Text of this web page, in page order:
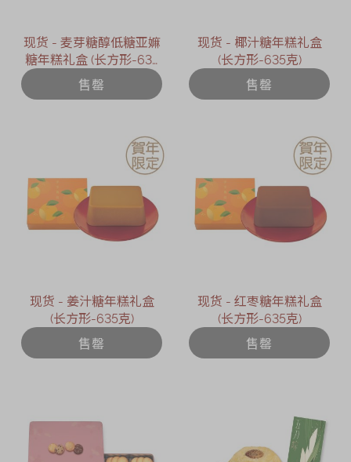
现货 - 麦芽糖醇低糖亚嫲
糖年糕礼盒 (长方形-635
克)
售罄
现货 - 椰汁糖年糕礼盒
(长方形-635克)
售罄
现货 - 姜汁糖年糕礼盒
(长方形-635克)
售罄
现货 - 红枣糖年糕礼盒
(长方形-635克)
售罄